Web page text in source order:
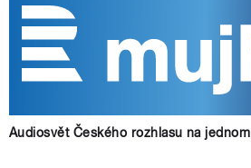
Audiosvět Českého rozhlasu na